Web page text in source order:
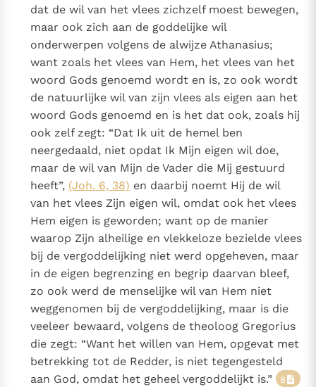
dat de wil van het vlees zichzelf moest bewegen,
maar ook zich aan de goddelijke wil
onderwerpen volgens de alwijze Athanasius;
want zoals het vlees van Hem, het vlees van het
woord Gods genoemd wordt en is, zo ook wordt
de natuurlijke wil van zijn vlees als eigen aan het
woord Gods genoemd en is het dat ook, zoals hij
ook zelf zegt: “Dat Ik uit de hemel ben
neergedaald, niet opdat Ik Mijn eigen wil doe,
maar de wil van Mijn de Vader die Mij gestuurd
heeft”, (Joh. 6, 38) en daarbij noemt Hij de wil
van het vlees Zijn eigen wil, omdat ook het vlees
Hem eigen is geworden; want op de manier
waarop Zijn alheilige en vlekkeloze bezielde vlees
bij de vergoddelijking niet werd opgeheven, maar
in de eigen begrenzing en begrip daarvan bleef,
zo ook werd de menselijke wil van Hem niet
weggenomen bij de vergoddelijking, maar is die
veeleer bewaard, volgens de theoloog Gregorius
die zegt: “Want het willen van Hem, opgevat met
betrekking tot de Redder, is niet tegengesteld
aan God, omdat het geheel vergoddelijkt is.”
8